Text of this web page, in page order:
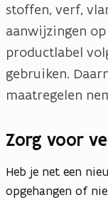
stoffen, verf,
aanwijzingen
productlabel
gebruiken.
maatregelen
Zorg voor
Heb je net een
opgehangen of